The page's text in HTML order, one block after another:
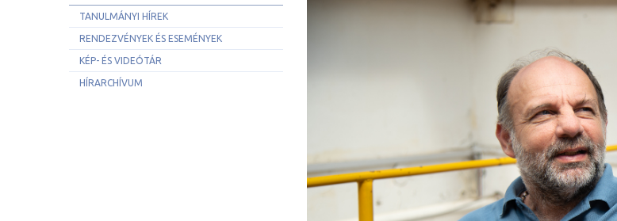
TANULMÁNYI HÍREK
RENDEZVÉNYEK ÉS ESEMÉNYEK
KÉP- ÉS VIDEÓTÁR
HÍRARCHÍVUM